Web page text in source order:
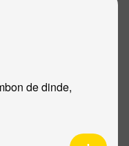
de dinde,